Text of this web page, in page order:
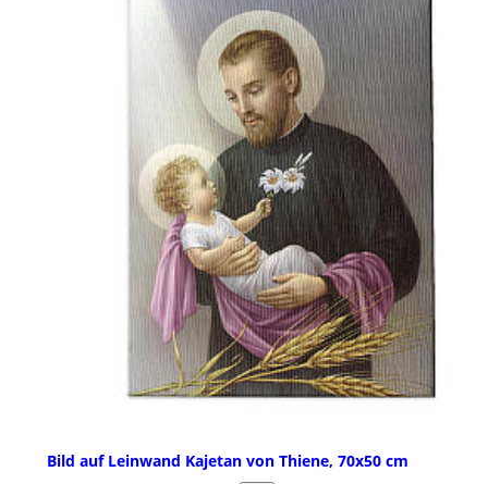
Bild auf Leinwand Kajetan von Thiene, 70x50 cm